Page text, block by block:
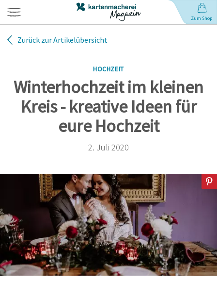
Zum Shop
Babynamen
Sprüche
Zurück zur Artikelübersicht
HOCHZEIT
Winterhochzeit im kleinen
Kreis - kreative Ideen für
eure Hochzeit
2. Juli 2020